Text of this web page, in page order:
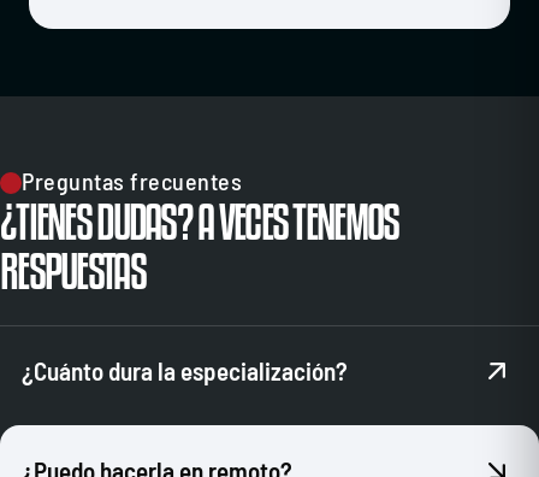
Preguntas frecuentes
¿TIENES DUDAS? A VECES TENEMOS
RESPUESTAS
¿Cuánto dura la especialización?
Tendrás 1 año para completarla.
¿Puedo hacerla en remoto?